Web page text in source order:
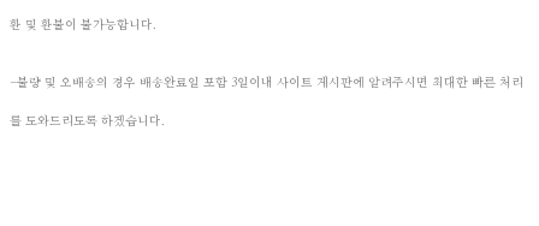
환 및 환불이 불가능합니다.
-불량 및 오배송의 경우 배송완료일 포함 3일이내 사이트 게시판에 알려주시면 최대한 빠른 처리
를 도와드리도록 하겠습니다.